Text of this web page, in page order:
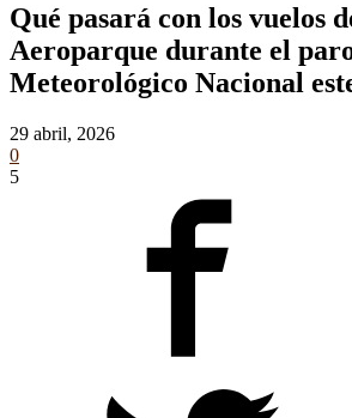
Qué pasará con los vuelos
Aeroparque durante el
Meteorológico Nacional
29 abril, 2026
0
5